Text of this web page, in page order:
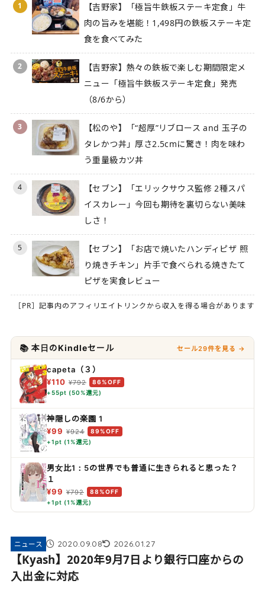
1
【吉野家】「極旨牛鉄板ステーキ定食」牛
肉の旨みを堪能！1,498円の鉄板ステーキ定
食を食べてみた
2
【吉野家】熱々の鉄板で楽しむ期間限定メ
ニュー「極旨牛鉄板ステーキ定食」発売
（8/6から）
3
【松のや】「“超厚”リブロース and 玉子の
タレかつ丼」厚さ2.5cmに驚き！肉を味わ
う重量級カツ丼
4
【セブン】「エリックサウス監修 2種スパ
イスカレー」今回も期待を裏切らない美味
しさ！
5
【セブン】「お店で焼いたハンディピザ 照
り焼きチキン」片手で食べられる焼きたて
ピザを実食レビュー
［PR］記事内のアフィリエイトリンクから収入を得る場合があります
📚 本日のKindleセール セール29件を見る →
capeta（３）
¥110 ¥792
86%OFF
+55pt (50%還元)
神隠しの楽園 1
¥99 ¥924
89%OFF
+1pt (1%還元)
男女比1：5の世界でも普通に生きられると思った？
１
¥99 ¥792
88%OFF
+1pt (1%還元)
ニュース 2020.09.08 2026.01.27
【Kyash】2020年9月7日より銀行口座からの
入出金に対応